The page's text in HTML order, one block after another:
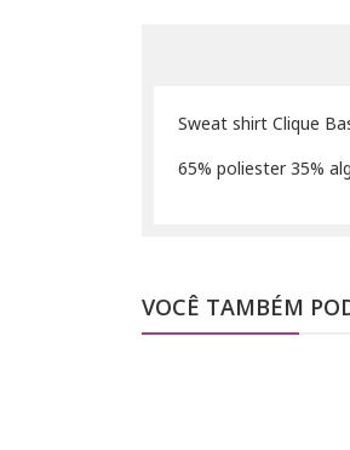
Sweat shirt Clique
65% poliester 35%
VOCÊ TAMBÉM